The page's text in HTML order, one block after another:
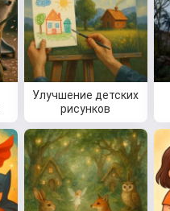
Улучшение детских
рисунков